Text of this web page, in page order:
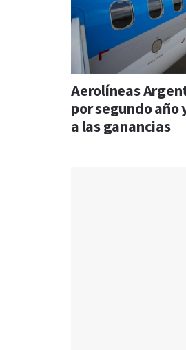
Aerolíneas
por segundo año
a las ganancias